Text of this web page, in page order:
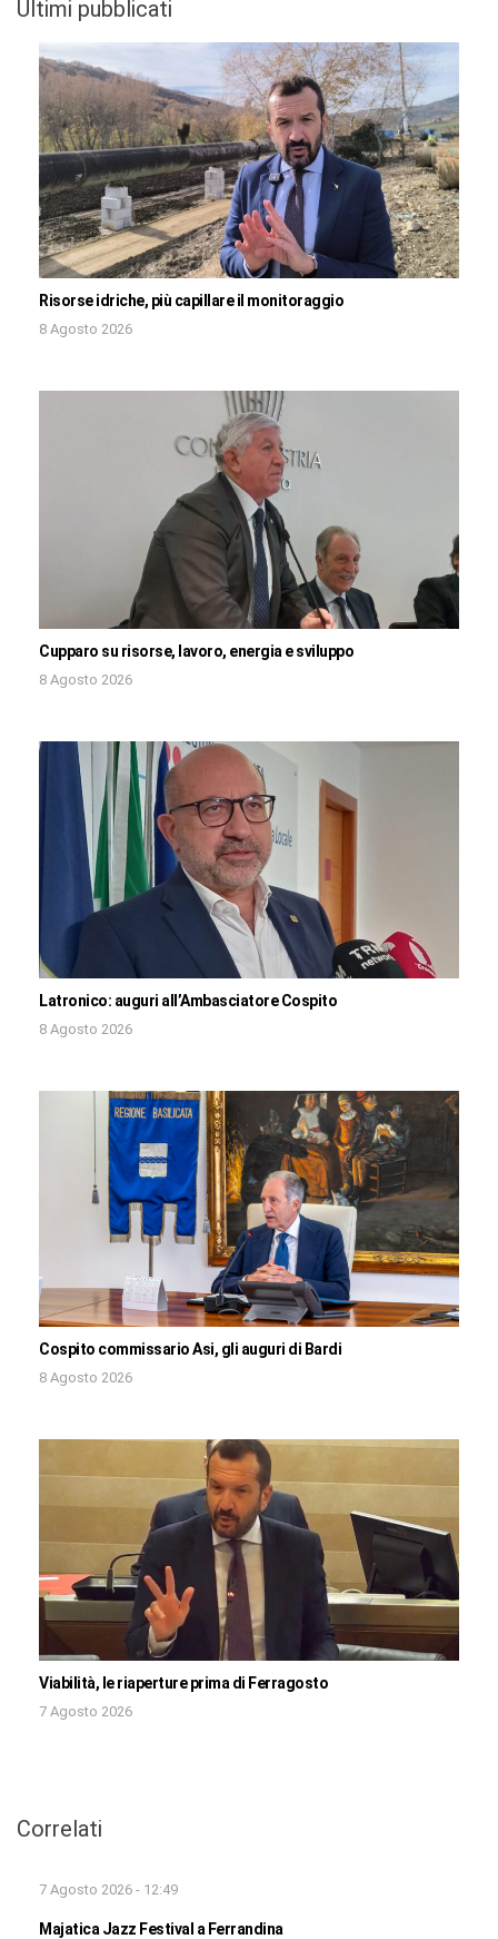
Ultimi pubblicati
Risorse idriche, più capillare il monitoraggio
8 Agosto 2026
Cupparo su risorse, lavoro, energia e sviluppo
8 Agosto 2026
Latronico: auguri all’Ambasciatore Cospito
8 Agosto 2026
Cospito commissario Asi, gli auguri di Bardi
8 Agosto 2026
Viabilità, le riaperture prima di Ferragosto
7 Agosto 2026
Correlati
7 Agosto 2026 - 12:49
Majatica Jazz Festival a Ferrandina